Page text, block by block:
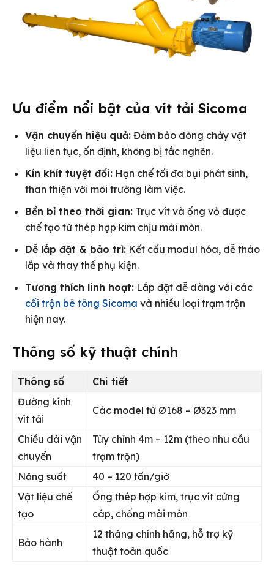
Ưu điểm nổi bật của vít tải Sicoma
Vận chuyển hiệu quả: Đảm bảo dòng chảy vật
liệu liên tục, ổn định, không bị tắc nghẽn.
Kín khít tuyệt đối: Hạn chế tối đa bụi phát sinh,
thân thiện với môi trường làm việc.
Bền bỉ theo thời gian: Trục vít và ống vỏ được
chế tạo từ thép hợp kim chịu mài mòn.
Dễ lắp đặt & bảo trì: Kết cấu modul hóa, dễ tháo
lắp và thay thế phụ kiện.
Tương thích linh hoạt: Lắp đặt dễ dàng với các
cối trộn bê tông Sicoma và nhiều loại trạm trộn
hiện nay.
Thông số kỹ thuật chính
Thông số
Chi tiết
Đường kính
vít tải
Các model từ Ø168 – Ø323 mm
Chiều dài vận
chuyển
Tùy chỉnh 4m – 12m (theo nhu cầu
trạm trộn)
Năng suất
40 – 120 tấn/giờ
Vật liệu chế
tạo
Ống thép hợp kim, trục vít cứng
cáp, chống mài mòn
Bảo hành
12 tháng chính hãng, hỗ trợ kỹ
thuật toàn quốc